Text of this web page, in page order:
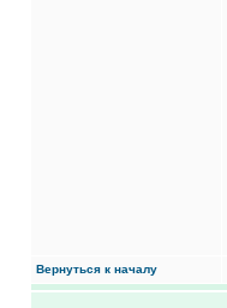
Вернуться к началу